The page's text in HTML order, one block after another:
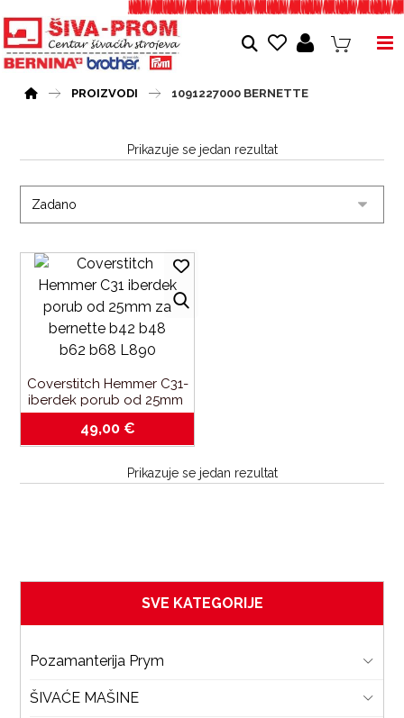
PROIZVODI 1091227000 BERNETTE
Prikazuje se jedan rezultat
Coverstitch Hemmer C31-
iberdek porub od 25mm
za bernette
b42_b48_b62_b68_L890
49,00 €
Prikazuje se jedan rezultat
SVE KATEGORIJE
Pozamanterija Prym
ŠIVAĆE MAŠINE